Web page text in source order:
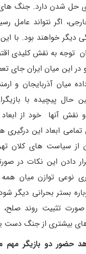
حل شدن دارد. جنگ های
اگر نتواند عامل
دیگر خواهند بود. با
توجه به نقش کلیدی
در این میان ایران جای
میان آذربایجان و
حال پیچیده با
نقش آنها خود از
ابعاد این درگیری
از سیاست های کلان
دادن این نکات در
نوعی توازن میان
بستر بحرانی دیگر
صورت تثبیت روند صلح،
بیشتری از جنگ دست
حضور دو بازیگر مهم